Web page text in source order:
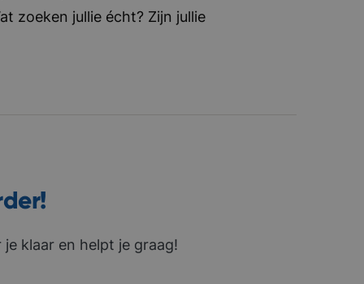
zoeken jullie écht? Zijn jullie
klaar en helpt je graag!